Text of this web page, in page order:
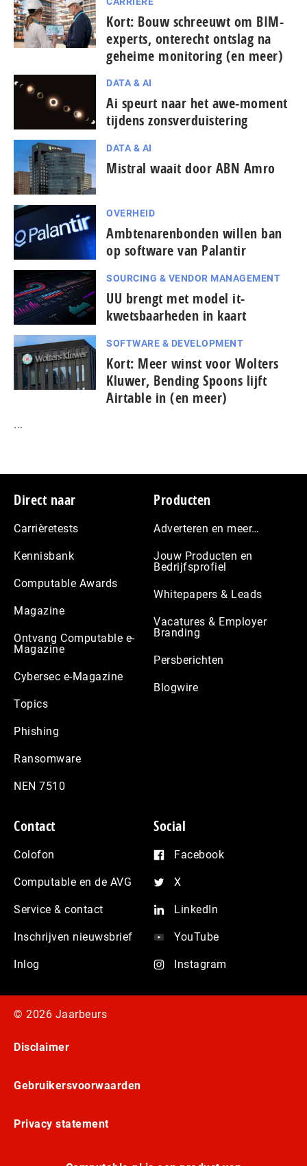
Kort: Bouw schreeuwt om BIM-
experts, onterecht ontslag na
geheime monitoring (en meer)
DATA & AI
Ai speurt naar het awe-moment
tijdens zonsverduistering
DATA & AI
Mistral waait door ABN Amro
OVERHEID
Ambtenarenbonden willen ban
op software van Palantir
SOURCING & VENDOR MANAGEMENT
UU brengt met model it-
kwetsbaarheden in kaart
SOFTWARE & DEVELOPMENT
Kort: Meer winst voor Wolters
Kluwer, Bending Spoons lijft
Airtable in (en meer)
...
Footer
Direct naar
Carrièretests
Kennisbank
Computable Awards
Magazine
Ontvang Computable e-
Magazine
Cybersec e-Magazine
Topics
Phishing
Ransomware
NEN 7510
Producten
Adverteren en meer…
Jouw Producten en
Bedrijfsprofiel
Whitepapers & Leads
Vacatures & Employer
Branding
Persberichten
Blogwire
Contact
Colofon
Computable en de AVG
Service & contact
Inschrijven nieuwsbrief
Inlog
Social
Facebook
X
LinkedIn
YouTube
Instagram
© 2026 Jaarbeurs
Disclaimer
Gebruikersvoorwaarden
Privacy statement